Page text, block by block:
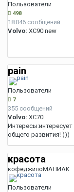
Пользователи
498
18 046 сообщений
Volvo: XC90 new
pain
Пользователи
7
355 сообщений
Volvo: XC70
Интересы:
общего развития! )))
красота
кофеджипоМАНИАК
Пользователи